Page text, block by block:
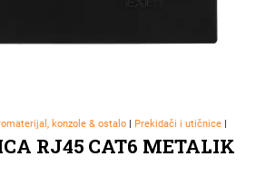
konzole & ostalo| Prekidači i utičnice|
RJ45 CAT6 METALIK